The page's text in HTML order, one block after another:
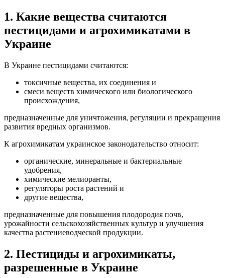
1. Какие вещества считаются
пестицидами и агрохимикатами в
Украине
В Украине пестицидами считаются:
токсичные вещества, их соединения и
смеси веществ химического или биологического
происхождения,
предназначенные для уничтожения, регуляции и прекращения
развития вредных организмов.
К агрохимикатам украинское законодательство относит:
органические, минеральные и бактериальные
удобрения,
химические мелиоранты,
регуляторы роста растений и
другие вещества,
предназначенные для повышения плодородия почв,
урожайности сельскохозяйственных культур и улучшения
качества растениеводческой продукции.
2. Пестициды и агрохимикаты,
разрешенные в Украине